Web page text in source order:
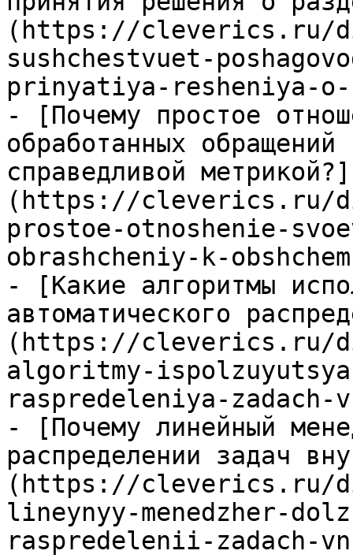
(https://cleverics.ru/
sushchestvuet-
prinyatiya-resheniya-
- [Почему простое
обработанных
справедливой метрикой?]
(https://cleverics.ru/
prostoe-otnoshenie-
obrashcheniy-k-
- [Какие алгоритмы
автоматического
(https://cleverics.ru/
algoritmy-
raspredeleniya-
- [Почему линейный
распределении задач
(https://cleverics.ru/
lineynyy-menedzher-
raspredelenii-zadach-